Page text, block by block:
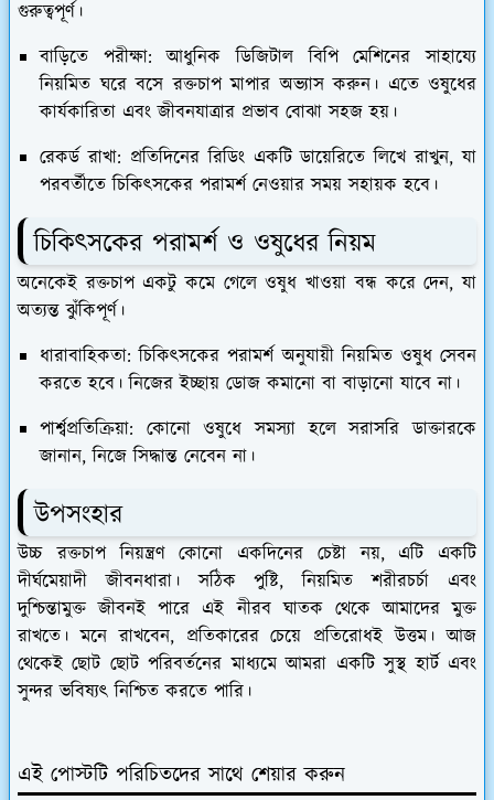
গুরুত্বপূর্ণ।
বাড়িতে পরীক্ষা: আধুনিক ডিজিটাল বিপি মেশিনের সাহায্যে
নিয়মিত ঘরে বসে রক্তচাপ মাপার অভ্যাস করুন। এতে ওষুধের
কার্যকারিতা এবং জীবনযাত্রার প্রভাব বোঝা সহজ হয়।
রেকর্ড রাখা: প্রতিদিনের রিডিং একটি ডায়েরিতে লিখে রাখুন, যা
পরবর্তীতে চিকিৎসকের পরামর্শ নেওয়ার সময় সহায়ক হবে।
চিকিৎসকের পরামর্শ ও ওষুধের নিয়ম
​অনেকেই রক্তচাপ একটু কমে গেলে ওষুধ খাওয়া বন্ধ করে দেন, যা
অত্যন্ত ঝুঁকিপূর্ণ।
ধারাবাহিকতা: চিকিৎসকের পরামর্শ অনুযায়ী নিয়মিত ওষুধ সেবন
করতে হবে। নিজের ইচ্ছায় ডোজ কমানো বা বাড়ানো যাবে না।
পার্শ্বপ্রতিক্রিয়া: কোনো ওষুধে সমস্যা হলে সরাসরি ডাক্তারকে
জানান, নিজে সিদ্ধান্ত নেবেন না।
​উপসংহার
​উচ্চ রক্তচাপ নিয়ন্ত্রণ কোনো একদিনের চেষ্টা নয়, এটি একটি
দীর্ঘমেয়াদী জীবনধারা। সঠিক পুষ্টি, নিয়মিত শরীরচর্চা এবং
দুশ্চিন্তামুক্ত জীবনই পারে এই নীরব ঘাতক থেকে আমাদের মুক্ত
রাখতে। মনে রাখবেন, প্রতিকারের চেয়ে প্রতিরোধই উত্তম। আজ
থেকেই ছোট ছোট পরিবর্তনের মাধ্যমে আমরা একটি সুস্থ হার্ট এবং
সুন্দর ভবিষ্যৎ নিশ্চিত করতে পারি।
এই পোস্টটি পরিচিতদের সাথে শেয়ার করুন